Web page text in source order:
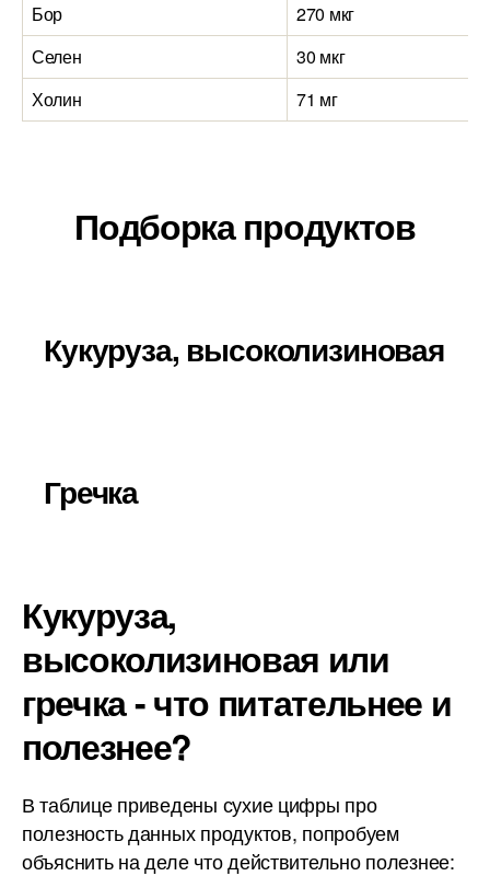
Бор
270 мкг
Селен
30 мкг
Холин
71 мг
Подборка продуктов
Кукуруза, высоколизиновая
Гречка
Кукуруза,
высоколизиновая или
гречка - что питательнее и
полезнее?
В таблице приведены сухие цифры про
полезность данных продуктов, попробуем
объяснить на деле что действительно полезнее: